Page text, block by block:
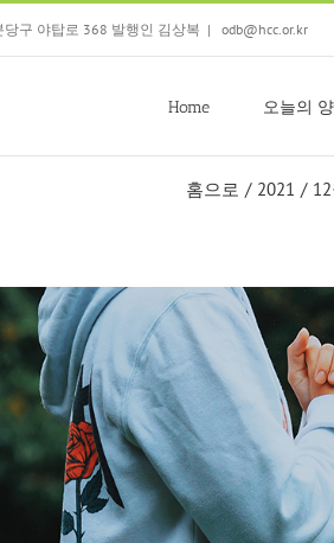
구 야탑로 368 발행인 김상복 | odb@hcc.or.kr
Home
오늘의
홈으로 / 2021 /